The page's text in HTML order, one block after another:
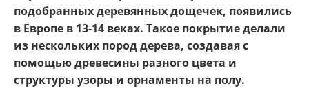
подобранных деревянных дощечек, появились
в Европе в 13-14 веках. Такое покрытие делали
из нескольких пород дерева, создавая с
помощью древесины разного цвета и
структуры узоры и орнаменты на полу.